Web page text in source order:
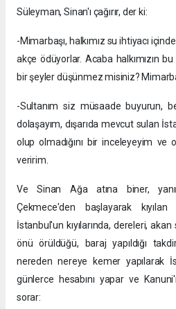
Süleyman, Sinan'ı çağırır, der ki:
-Mimarbaşı, halkımız su ihtiyacı
akçe ödüyorlar. Acaba halkımızın
bir şeyler düşünmez misiniz?
-Sultanım siz müsaade buyurun,
dolaşayım, dışarıda mevcut sulan
olup olmadığını bir inceleyeyim
veririm.
Ve Sinan Ağa atına biner,
Çekmece'den başlayarak
İstanbul'un kıyılarında, dereleri,
önü örüldüğü, baraj yapıldığı
nereden nereye kemer yapılarak
günlerce hesabını yapar ve
sorar: